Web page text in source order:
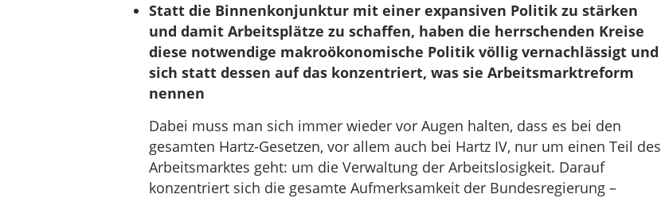
Statt die Binnenkonjunktur mit einer expansiven Politik zu stärken
und damit Arbeitsplätze zu schaffen, haben die herrschenden Kreise
diese notwendige makroökonomische Politik völlig vernachlässigt und
sich statt dessen auf das konzentriert, was sie Arbeitsmarktreform
nennen
Dabei muss man sich immer wieder vor Augen halten, dass es bei den
gesamten Hartz-Gesetzen, vor allem auch bei Hartz IV, nur um einen Teil des
Arbeitsmarktes geht: um die Verwaltung der Arbeitslosigkeit. Darauf
konzentriert sich die gesamte Aufmerksamkeit der Bundesregierung –